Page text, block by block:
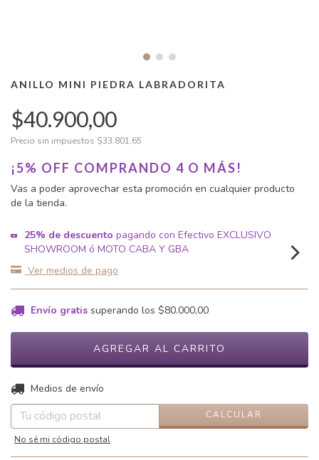
ANILLO MINI PIEDRA LABRADORITA
$40.900,00
Precio sin impuestos $33.801,65
¡5% OFF COMPRANDO 4 O MÁS!
Vas a poder aprovechar esta promoción en cualquier producto
de la tienda.
25% de descuento pagando con Efectivo EXCLUSIVO
SHOWROOM ó MOTO CABA Y GBA
Ver medios de pago
Envío gratis superando los $80.000,00
Entregas para el CP:
Medios de envío
CALCULAR
No sé mi código postal